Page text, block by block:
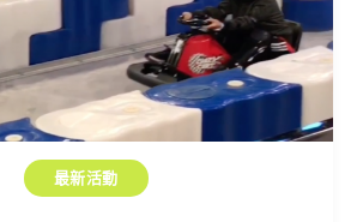
最新活動